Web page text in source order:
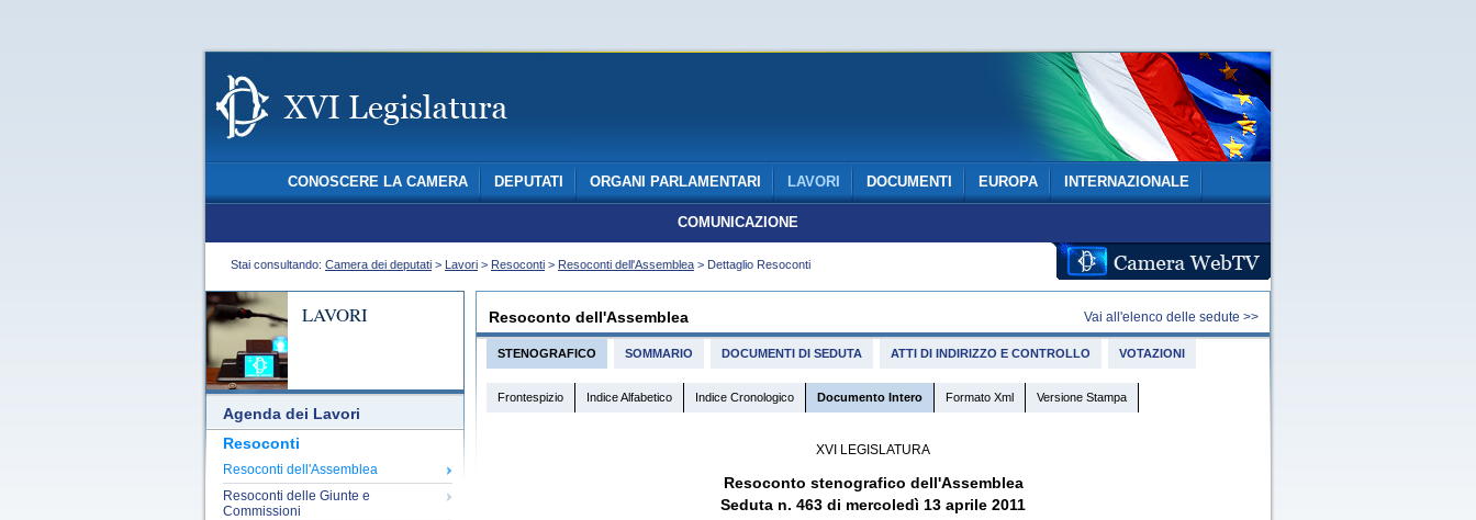
CONOSCERE LA CAMERA DEPUTATI ORGANI PARLAMENTARI LAVORI DOCUMENTI EUROPA INTERNAZIONALE
COMUNICAZIONE
Stai consultando: Camera dei deputati > Lavori > Resoconti > Resoconti dell'Assemblea > Dettaglio Resoconti
LAVORI
Agenda dei Lavori
Resoconti
Resoconti dell'Assemblea
Resoconti delle Giunte e
Commissioni
Resoconto dell'Assemblea Vai all'elenco delle sedute >>
STENOGRAFICO SOMMARIO DOCUMENTI DI SEDUTA ATTI DI INDIRIZZO E CONTROLLO VOTAZIONI
Frontespizio Indice Alfabetico Indice Cronologico Documento Intero Formato Xml Versione Stampa
XVI LEGISLATURA
Resoconto stenografico dell'Assemblea
Seduta n. 463 di mercoledì 13 aprile 2011